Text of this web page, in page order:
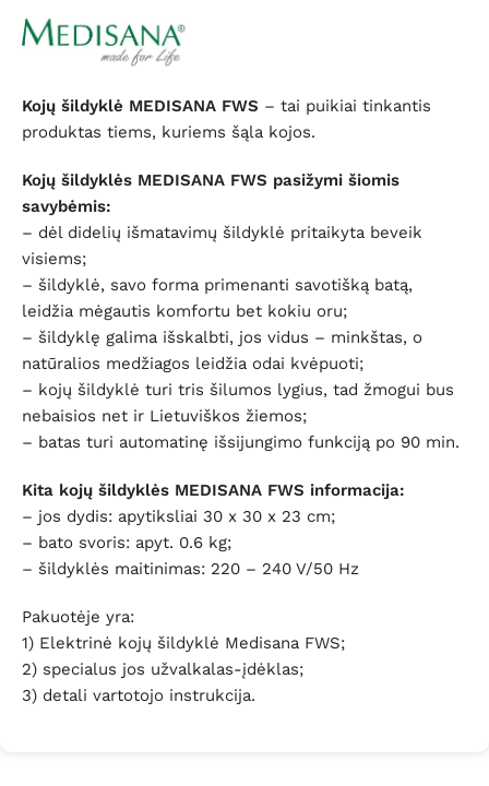
Kojų šildyklė MEDISANA FWS – tai puikiai tinkantis
produktas tiems, kuriems šąla kojos.
Kojų šildyklės MEDISANA FWS pasižymi šiomis
savybėmis:
– dėl didelių išmatavimų šildyklė pritaikyta beveik
visiems;
– šildyklė, savo forma primenanti savotišką batą,
leidžia mėgautis komfortu bet kokiu oru;
– šildyklę galima išskalbti, jos vidus – minkštas, o
natūralios medžiagos leidžia odai kvėpuoti;
– kojų šildyklė turi tris šilumos lygius, tad žmogui bus
nebaisios net ir Lietuviškos žiemos;
– batas turi automatinę išsijungimo funkciją po 90 min.
Kita kojų šildyklės MEDISANA FWS informacija:
– jos dydis: apytiksliai 30 x 30 x 23 cm;
– bato svoris: apyt. 0.6 kg;
– šildyklės maitinimas: 220 – 240 V/50 Hz
Pakuotėje yra:
1) Elektrinė kojų šildyklė Medisana FWS;
2) specialus jos užvalkalas-įdėklas;
3) detali vartotojo instrukcija.